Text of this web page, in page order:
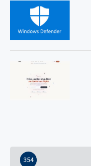
354